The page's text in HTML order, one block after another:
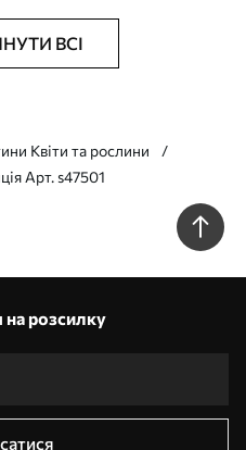
ВСІ
Квіти та рослини
Арт. s47501
на розсилку